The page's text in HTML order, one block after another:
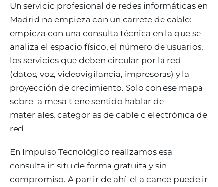
Un servicio profesional de redes informáticas en
Madrid no empieza con un carrete de cable:
empieza con una consulta técnica en la que se
analiza el espacio físico, el número de usuarios,
los servicios que deben circular por la red
(datos, voz, videovigilancia, impresoras) y la
proyección de crecimiento. Solo con ese mapa
sobre la mesa tiene sentido hablar de
materiales, categorías de cable o electrónica de
red.
En Impulso Tecnológico realizamos esa
consulta in situ de forma gratuita y sin
compromiso. A partir de ahí, el alcance puede ir